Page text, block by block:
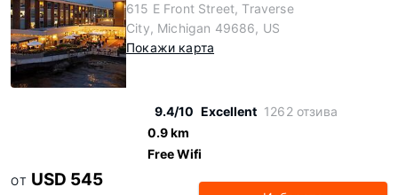
615 E Front Street, Traverse
City, Michigan 49686, US
Покажи карта
9.4/10 Excellent 1262 отзива
0.9 km
Free Wifi
ОТ USD 545